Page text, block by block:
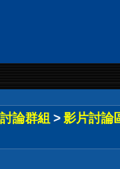
論群組 > 影片討論